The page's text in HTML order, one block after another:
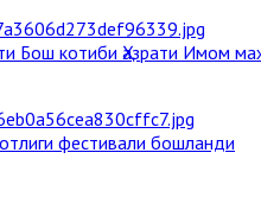
Бош котиби Ҳазрати Имом
фестивали бошланди